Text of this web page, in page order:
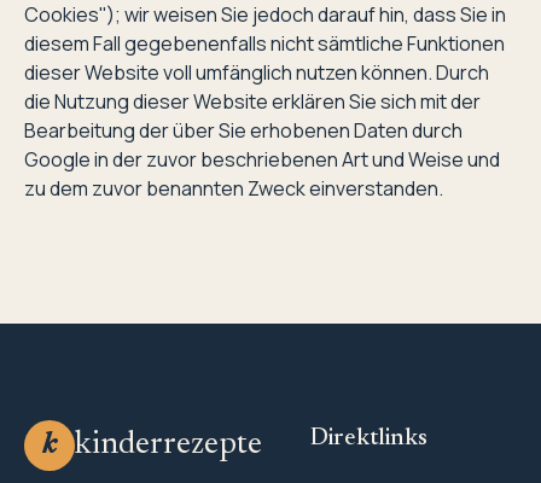
Cookies''); wir weisen Sie jedoch darauf hin, dass Sie in
diesem Fall gegebenenfalls nicht sämtliche Funktionen
dieser Website voll umfänglich nutzen können. Durch
die Nutzung dieser Website erklären Sie sich mit der
Bearbeitung der über Sie erhobenen Daten durch
Google in der zuvor beschriebenen Art und Weise und
zu dem zuvor benannten Zweck einverstanden.
k kinderrezepte Direktlinks